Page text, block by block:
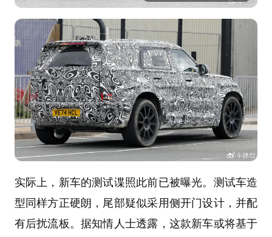
实际上，新车的测试谍照此前已被曝光。测试车造
型同样方正硬朗，尾部疑似采用侧开门设计，并配
有后扰流板。据知情人士透露，这款新车或将基于